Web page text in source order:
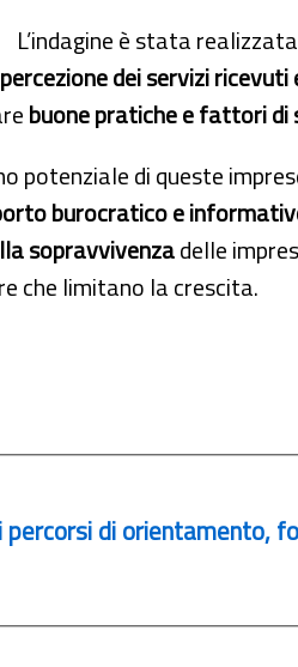
L’indagine è stata
percezione dei servizi ricevuti
buone pratiche e fattori di
potenziale di queste
burocratico e
sopravvivenzadelle
che limitano la crescita.
di orientamento,